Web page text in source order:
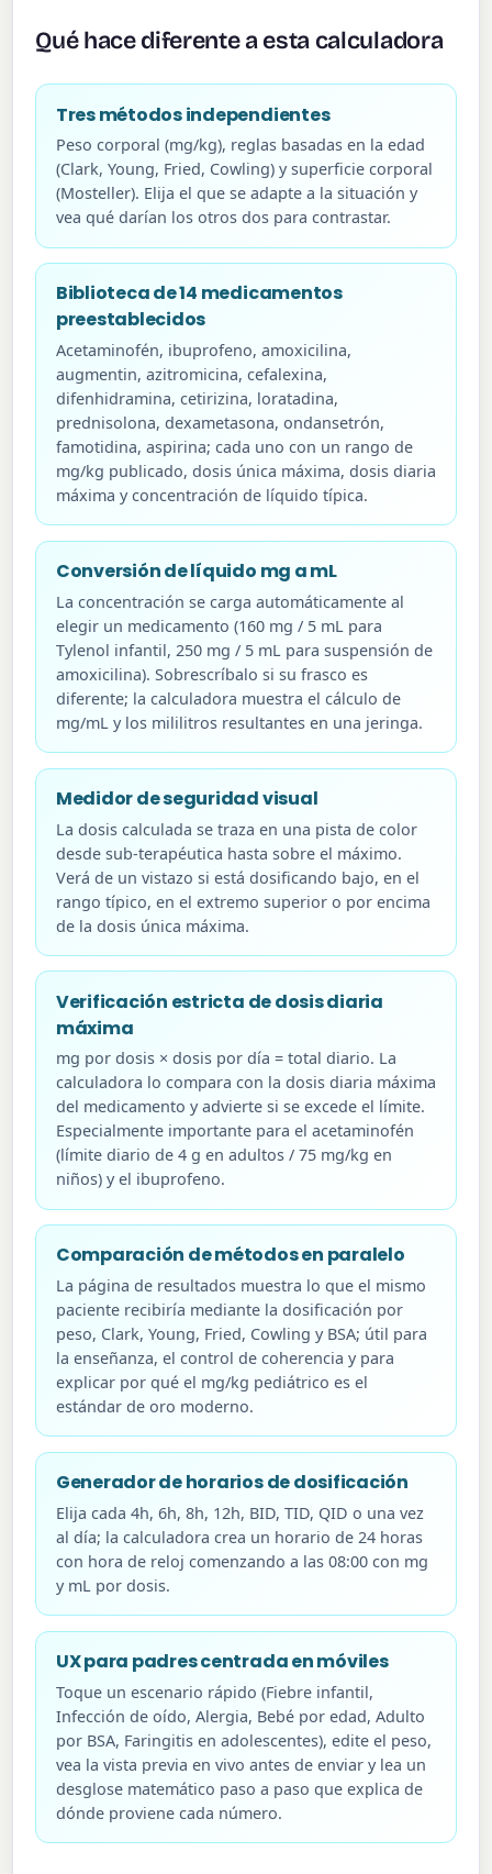
Qué hace diferente a esta calculadora
Tres métodos independientes
Peso corporal (mg/kg), reglas basadas en la edad
(Clark, Young, Fried, Cowling) y superficie corporal
(Mosteller). Elija el que se adapte a la situación y
vea qué darían los otros dos para contrastar.
Biblioteca de 14 medicamentos
preestablecidos
Acetaminofén, ibuprofeno, amoxicilina,
augmentin, azitromicina, cefalexina,
difenhidramina, cetirizina, loratadina,
prednisolona, dexametasona, ondansetrón,
famotidina, aspirina; cada uno con un rango de
mg/kg publicado, dosis única máxima, dosis diaria
máxima y concentración de líquido típica.
Conversión de líquido mg a mL
La concentración se carga automáticamente al
elegir un medicamento (160 mg / 5 mL para
Tylenol infantil, 250 mg / 5 mL para suspensión de
amoxicilina). Sobrescríbalo si su frasco es
diferente; la calculadora muestra el cálculo de
mg/mL y los mililitros resultantes en una jeringa.
Medidor de seguridad visual
La dosis calculada se traza en una pista de color
desde sub-terapéutica hasta sobre el máximo.
Verá de un vistazo si está dosificando bajo, en el
rango típico, en el extremo superior o por encima
de la dosis única máxima.
Verificación estricta de dosis diaria
máxima
mg por dosis × dosis por día = total diario. La
calculadora lo compara con la dosis diaria máxima
del medicamento y advierte si se excede el límite.
Especialmente importante para el acetaminofén
(límite diario de 4 g en adultos / 75 mg/kg en
niños) y el ibuprofeno.
Comparación de métodos en paralelo
La página de resultados muestra lo que el mismo
paciente recibiría mediante la dosificación por
peso, Clark, Young, Fried, Cowling y BSA; útil para
la enseñanza, el control de coherencia y para
explicar por qué el mg/kg pediátrico es el
estándar de oro moderno.
Generador de horarios de dosificación
Elija cada 4h, 6h, 8h, 12h, BID, TID, QID o una vez
al día; la calculadora crea un horario de 24 horas
con hora de reloj comenzando a las 08:00 con mg
y mL por dosis.
UX para padres centrada en móviles
Toque un escenario rápido (Fiebre infantil,
Infección de oído, Alergia, Bebé por edad, Adulto
por BSA, Faringitis en adolescentes), edite el peso,
vea la vista previa en vivo antes de enviar y lea un
desglose matemático paso a paso que explica de
dónde proviene cada número.